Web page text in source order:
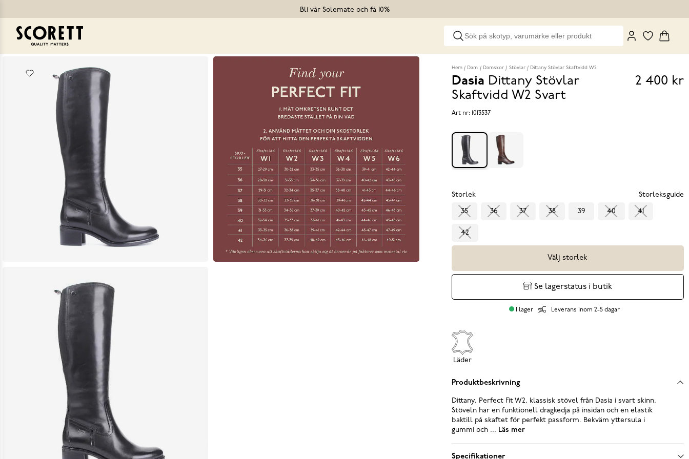
Bli vår Solemate och få 10%
Hem Dam Damskor Stövlar Dittany Stövlar Skaftvidd W2
Dasia Dittany Stövlar
Skaftvidd W2 Svart
Pris
2 400 kr
Art nr: 1013537
Storlek Storleksguide
35 36 37 38 39 40 41
42
Välj storlek
Se lagerstatus i butik
I lager Leverans inom 2-5 dagar
Läder
Produktbeskrivning
Dittany, Perfect Fit W2, klassisk stövel från Dasia i svart skinn.
Stöveln har en funktionell dragkedja på insidan och en elastik
baktill på skaftet för perfekt passform. Bekväm yttersula i
gummi och ... Läs mer
Specifikationer